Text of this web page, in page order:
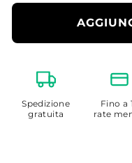
Spedizione
gratuita
Fino a
rate